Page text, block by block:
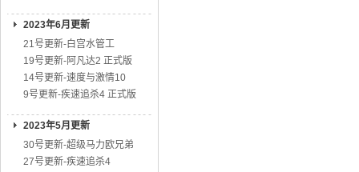
2023年6月更新
21号更新-白宫水管工
19号更新-阿凡达2 正式版
14号更新-速度与激情10
9号更新-疾速追杀4 正式版
2023年5月更新
30号更新-超级马力欧兄弟
27号更新-疾速追杀4